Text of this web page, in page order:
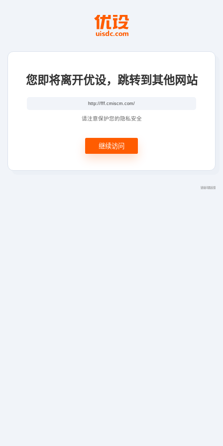
您即将离开优设，跳转到其他网站
请注意保护您的隐私安全
继续访问
链接问题反馈